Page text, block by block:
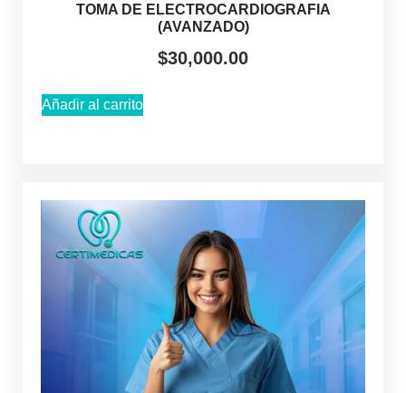
TOMA DE ELECTROCARDIOGRAFIA
(AVANZADO)
$30,000.00
Añadir al carrito